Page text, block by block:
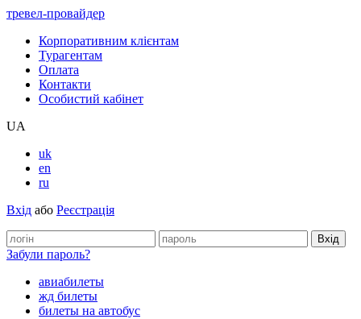
тревел-провайдер
Корпоративним клієнтам
Турагентам
Оплата
Контакти
Особистий кабінет
UA
uk
en
ru
Вхід або Реєстрація
Забули пароль?
авиабилеты
жд билеты
билеты на автобус